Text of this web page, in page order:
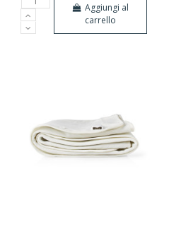
Aggiungi al
carrello